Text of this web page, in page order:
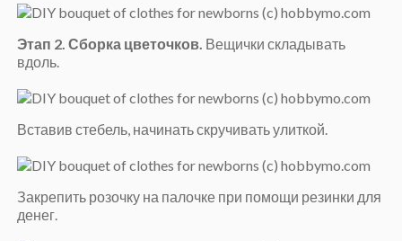
Этап 2. Сборка цветочков. Вещички складывать
вдоль.
Вставив стебель, начинать скручивать улиткой.
Закрепить розочку на палочке при помощи резинки для
денег.